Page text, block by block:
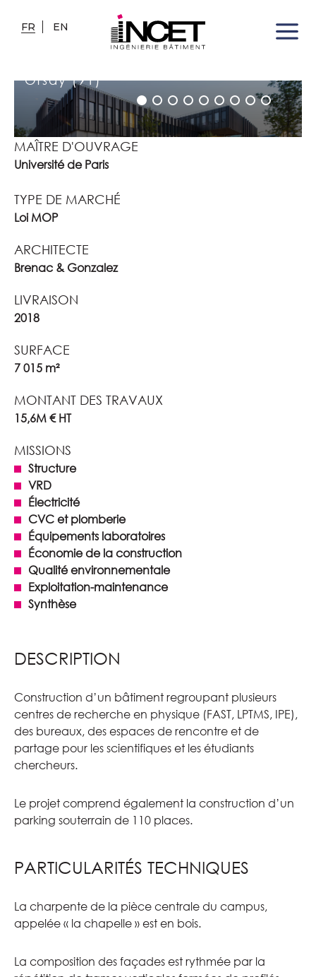
FR EN
Orsay (91)
MAÎTRE D'OUVRAGE
Université de Paris
TYPE DE MARCHÉ
Loi MOP
ARCHITECTE
Brenac & Gonzalez
LIVRAISON
2018
SURFACE
7 015 m²
MONTANT DES TRAVAUX
15,6M € HT
MISSIONS
Structure
VRD
Électricité
CVC et plomberie
Équipements laboratoires
Économie de la construction
Qualité environnementale
Exploitation-maintenance
Synthèse
DESCRIPTION
Construction d’un bâtiment regroupant plusieurs
centres de recherche en physique (FAST, LPTMS, IPE),
des bureaux, des espaces de rencontre et de
partage pour les scientifiques et les étudiants
chercheurs.
Le projet comprend également la construction d’un
parking souterrain de 110 places.
PARTICULARITÉS TECHNIQUES
La charpente de la pièce centrale du campus,
appelée « la chapelle » est en bois.
La composition des façades est rythmée par la